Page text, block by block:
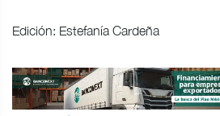
Edición: Estefanía Cardeña